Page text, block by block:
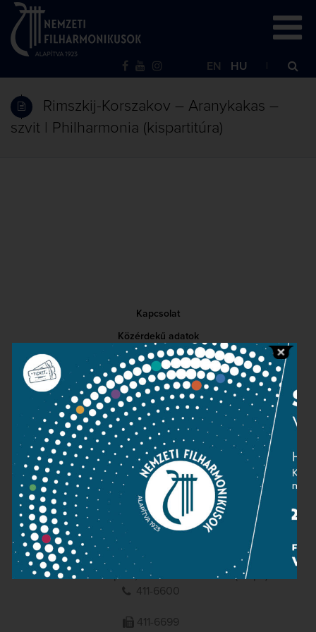
EN HU
Rimszkij-Korszakov – Aranykakas –
szvit | Philharmonia (kispartitúra)
Kapcsolat
Közérdekű adatok
Sajtószoba
Adatvédelem
Impresszum
NEMZETI
FILHARMONIKUSOK
1095 Budapest, Komor Marcell u. 1. (Müpa)
411-6600
411-6699